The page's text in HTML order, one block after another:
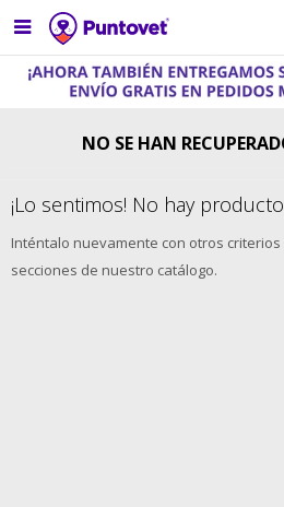

NO SE HAN
¡Lo sentimos! No hay
Inténtalo nuevamente con otros
secciones de nuestro catálogo.